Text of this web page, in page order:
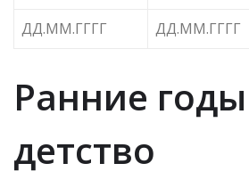
ДД.ММ.ГГГГ ДД.ММ.ГГГГ
Ранние
детство